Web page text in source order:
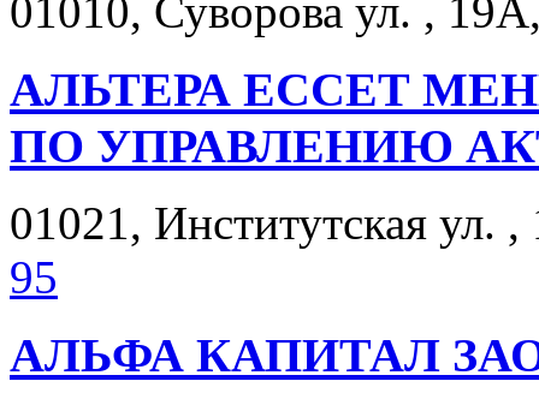
01010, Суворова ул. ,
АЛЬТЕРА ЕССЕТ
ПО УПРАВЛЕНИЮ
01021, Институтская ул.
95
АЛЬФА КАПИТАЛ